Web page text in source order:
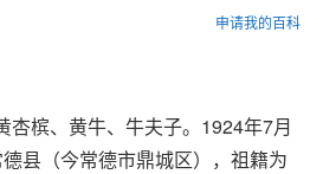
申请我的百科
杏槟、黄牛、牛夫子。1924年7月
县（今常德市鼎城区），祖籍为